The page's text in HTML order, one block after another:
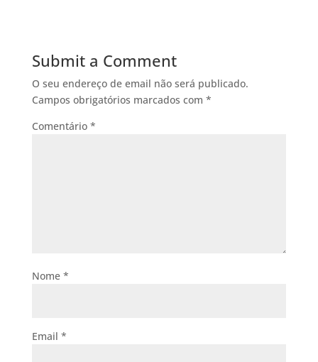
Submit a Comment
O seu endereço de email não será publicado.
Campos obrigatórios marcados com *
Comentário *
Nome *
Email *